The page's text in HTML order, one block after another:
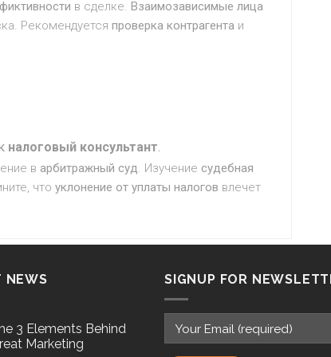
в сделке. Взаимозависимые лица
Рекомендуется проверка контрагента и
налоговый консультант.
в арбитражный суд. Изучение судебная
что уклонение от уплаты налогов влечет
NEWS
3 Elements Behind
Marketing
SIGNUP FOR